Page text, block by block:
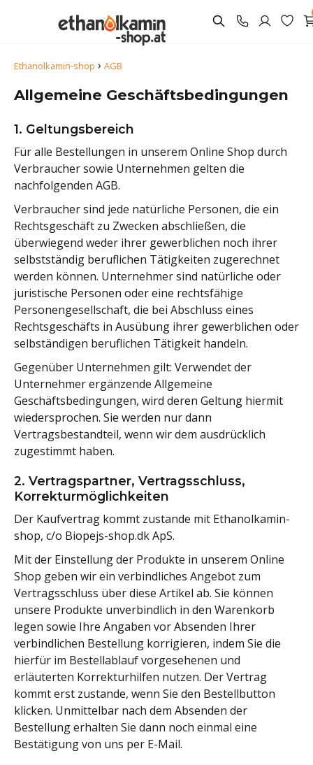
Ethanolkamin-shop › AGB
Allgemeine Geschäftsbedingungen
1. Geltungsbereich
Für alle Bestellungen in unserem Online Shop durch
Verbraucher sowie Unternehmen gelten die
nachfolgenden AGB.
Verbraucher sind jede natürliche Personen, die ein
Rechtsgeschäft zu Zwecken abschließen, die
überwiegend weder ihrer gewerblichen noch ihrer
selbstständig beruflichen Tätigkeiten zugerechnet
werden können. Unternehmer sind natürliche oder
juristische Personen oder eine rechtsfähige
Personengesellschaft, die bei Abschluss eines
Rechtsgeschäfts in Ausübung ihrer gewerblichen oder
selbständigen beruflichen Tätigkeit handeln.
Gegenüber Unternehmen gilt: Verwendet der
Unternehmer ergänzende Allgemeine
Geschäftsbedingungen, wird deren Geltung hiermit
wiedersprochen. Sie werden nur dann
Vertragsbestandteil, wenn wir dem ausdrücklich
zugestimmt haben.
2. Vertragspartner, Vertragsschluss,
Korrekturmöglichkeiten
Der Kaufvertrag kommt zustande mit Ethanolkamin-
shop, c/o Biopejs-shop.dk ApS.
Mit der Einstellung der Produkte in unserem Online
Shop geben wir ein verbindliches Angebot zum
Vertragsschluss über diese Artikel ab. Sie können
unsere Produkte unverbindlich in den Warenkorb
legen sowie Ihre Angaben vor Absenden Ihrer
verbindlichen Bestellung korrigieren, indem Sie die
hierfür im Bestellablauf vorgesehenen und
erläuterten Korrekturhilfen nutzen. Der Vertrag
kommt erst zustande, wenn Sie den Bestellbutton
klicken. Unmittelbar nach dem Absenden der
Bestellung erhalten Sie dann noch einmal eine
Bestätigung von uns per E-Mail.